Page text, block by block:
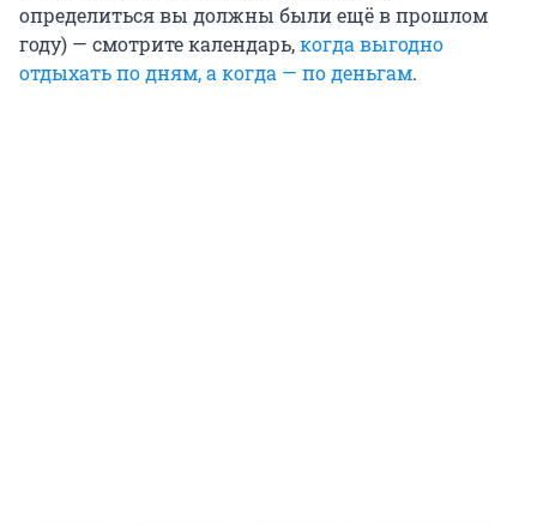
определиться вы должны были ещё в прошлом
году) — смотрите календарь,когда выгодно
отдыхать по дням, а когда — по деньгам.